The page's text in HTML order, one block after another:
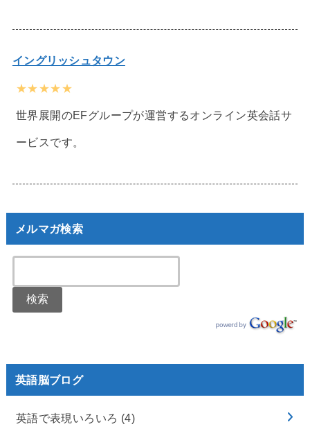
イングリッシュタウン
★★★★★
世界展開のEFグループが運営するオンライン英会話サ
ービスです。
メルマガ検索
英語脳ブログ
英語で表現いろいろ (4)